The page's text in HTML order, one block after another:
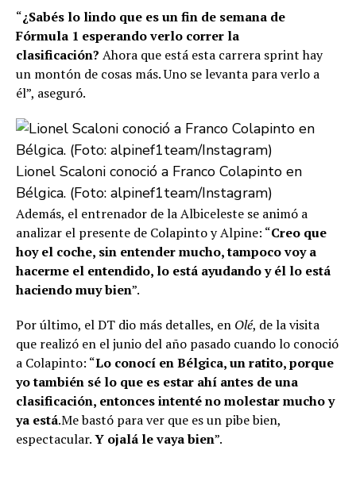
“¿Sabés lo lindo que es un fin de semana de
Fórmula 1 esperando verlo correr la
clasificación? Ahora que está esta carrera sprint hay
un montón de cosas más. Uno se levanta para verlo a
él”, aseguró.
Lionel Scaloni conoció a Franco Colapinto en
Bélgica. (Foto: alpinef1team/Instagram)
Además, el entrenador de la Albiceleste se animó a
analizar el presente de Colapinto y Alpine: “Creo que
hoy el coche, sin entender mucho, tampoco voy a
hacerme el entendido, lo está ayudando y él lo está
haciendo muy bien”.
Por último, el DT dio más detalles, en Olé, de la visita
que realizó en el junio del año pasado cuando lo conoció
a Colapinto: “Lo conocí en Bélgica, un ratito, porque
yo también sé lo que es estar ahí antes de una
clasificación, entonces intenté no molestar mucho y
ya está.Me bastó para ver que es un pibe bien,
espectacular.Y ojalá le vaya bien”.